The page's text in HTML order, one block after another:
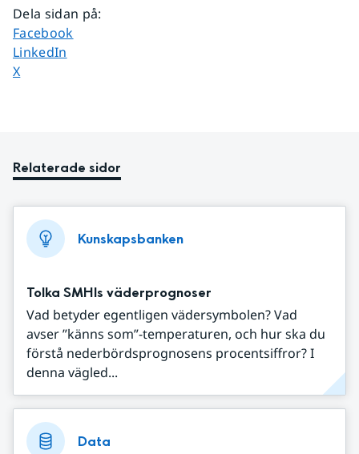
Dela sidan på:
Dela sidan på
Facebook
Dela sidan på
LinkedIn
Dela sidan på
X
Relaterade sidor
Kunskapsbanken
Tolka SMHIs väderprognoser
Vad betyder egentligen vädersymbolen? Vad
avser ”känns som”-temperaturen, och hur ska du
förstå nederbördsprognosens procentsiffror? I
denna vägled...
Data